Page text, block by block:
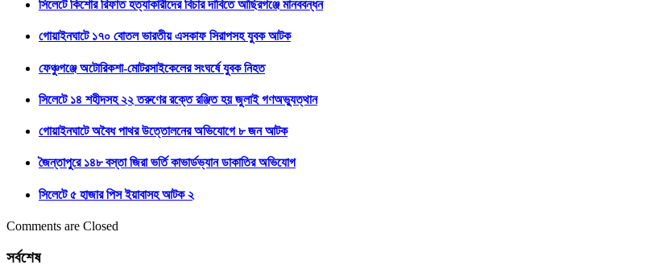
সিলেটে কিশোর রিফাত হত্যাকারীদের বিচার দাবিতে আছিরগঞ্জে মানববন্ধন
গোয়াইনঘাটে ১৭০ বোতল ভারতীয় এসকাফ সিরাপসহ যুবক আটক
ফেঞ্চুগঞ্জে অটোরিকশা-মোটরসাইকেলের সংঘর্ষে যুবক নিহত
সিলেটে ১৪ শহীদসহ ২২ তরুণের রক্তে রঞ্জিত হয় জুলাই গণঅভ্যুত্থান
গোয়াইনঘাটে অবৈধ পাথর উত্তোলনের অভিযোগে ৮ জন আটক
জৈন্তাপুরে ১৪৮ বস্তা জিরা ভর্তি কাভার্ডভ্যান ডাকাতির অভিযোগ
সিলেটে ৫ হাজার পিস ইয়াবাসহ আটক ২
Comments are Closed
সর্বশেষ